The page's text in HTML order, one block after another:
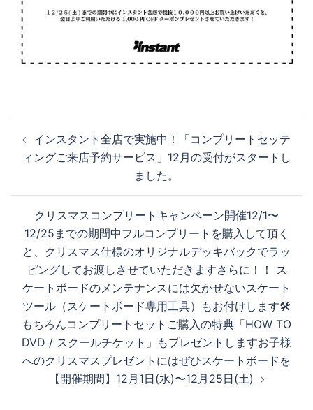
稿
ー
シ
ン
インスタント全店で実施中！「コンプリートセッテ
ィングご来店予約サービス」12月の受付がスタートし
ました。
クリスマスコンプリートキャンペーン開催12/1〜
12/25までの期間中フルコンプリートを購入して頂く
と、クリスマス仕様のオリジナルデッキバックでラッ
ピングしてお渡しさせていただきますさらに！！ ス
ケートボードのメンテナンスには欠かせないスケート
ツール（スケートボード専用工具）もお付けします🛠
もちろんコンプリートセットご購入の特典「HOW TO
DVD / スクールチケット」もプレゼントしますお子様
へのクリスマスプレゼントにはぜひスケートボードを
【開催期間】12月1日(水)〜12月25日(土)